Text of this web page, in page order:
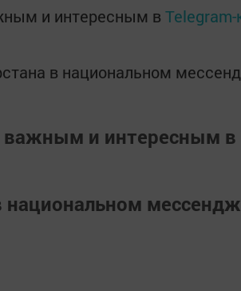
и интересным в Telegram-
в национальном
важным и интересным в
национальном